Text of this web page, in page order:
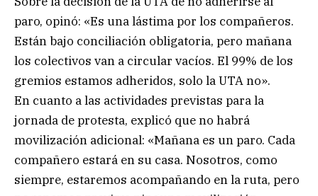
paro, opinó: «Es una lástima por los compañeros.
Están bajo conciliación obligatoria, pero mañana
los colectivos van a circular vacíos. El 99% de los
gremios estamos adheridos, solo la UTA no».
En cuanto a las actividades previstas para la
jornada de protesta, explicó que no habrá
movilización adicional: «Mañana es un paro. Cada
compañero estará en su casa. Nosotros, como
siempre, estaremos acompañando en la ruta, pero